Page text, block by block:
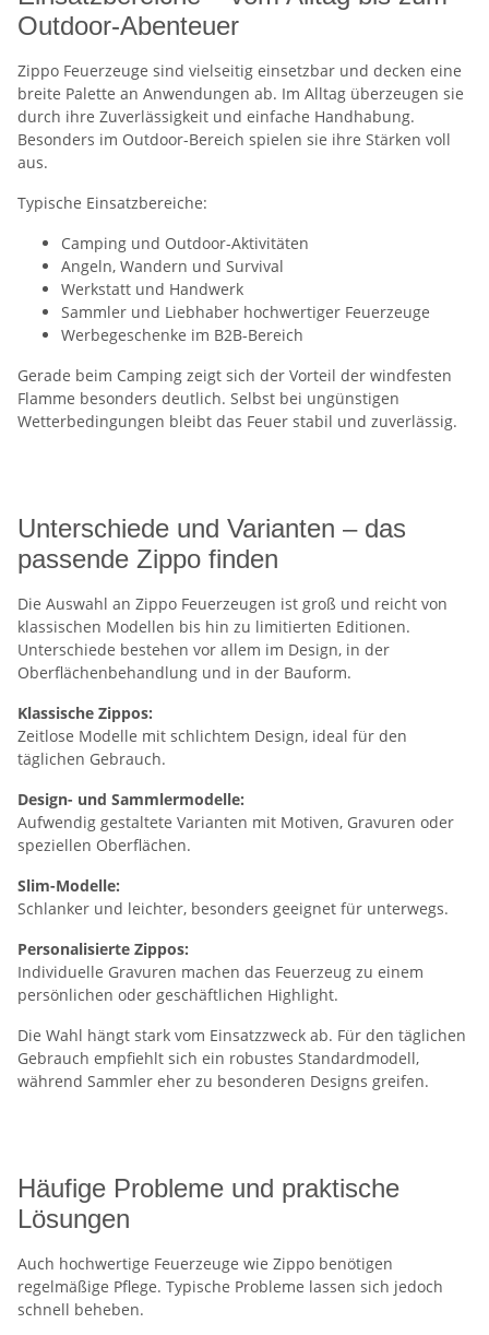
Outdoor-Abenteuer
Zippo Feuerzeuge sind vielseitig einsetzbar und decken eine
breite Palette an Anwendungen ab. Im Alltag überzeugen sie
durch ihre Zuverlässigkeit und einfache Handhabung.
Besonders im Outdoor-Bereich spielen sie ihre Stärken voll
aus.
Typische Einsatzbereiche:
Camping und Outdoor-Aktivitäten
Angeln, Wandern und Survival
Werkstatt und Handwerk
Sammler und Liebhaber hochwertiger Feuerzeuge
Werbegeschenke im B2B-Bereich
Gerade beim Camping zeigt sich der Vorteil der windfesten
Flamme besonders deutlich. Selbst bei ungünstigen
Wetterbedingungen bleibt das Feuer stabil und zuverlässig.
Unterschiede und Varianten – das
passende Zippo finden
Die Auswahl an Zippo Feuerzeugen ist groß und reicht von
klassischen Modellen bis hin zu limitierten Editionen.
Unterschiede bestehen vor allem im Design, in der
Oberflächenbehandlung und in der Bauform.
Klassische Zippos:
Zeitlose Modelle mit schlichtem Design, ideal für den
täglichen Gebrauch.
Design- und Sammlermodelle:
Aufwendig gestaltete Varianten mit Motiven, Gravuren oder
speziellen Oberflächen.
Slim-Modelle:
Schlanker und leichter, besonders geeignet für unterwegs.
Personalisierte Zippos:
Individuelle Gravuren machen das Feuerzeug zu einem
persönlichen oder geschäftlichen Highlight.
Die Wahl hängt stark vom Einsatzzweck ab. Für den täglichen
Gebrauch empfiehlt sich ein robustes Standardmodell,
während Sammler eher zu besonderen Designs greifen.
Häufige Probleme und praktische
Lösungen
Auch hochwertige Feuerzeuge wie Zippo benötigen
regelmäßige Pflege. Typische Probleme lassen sich jedoch
schnell beheben.